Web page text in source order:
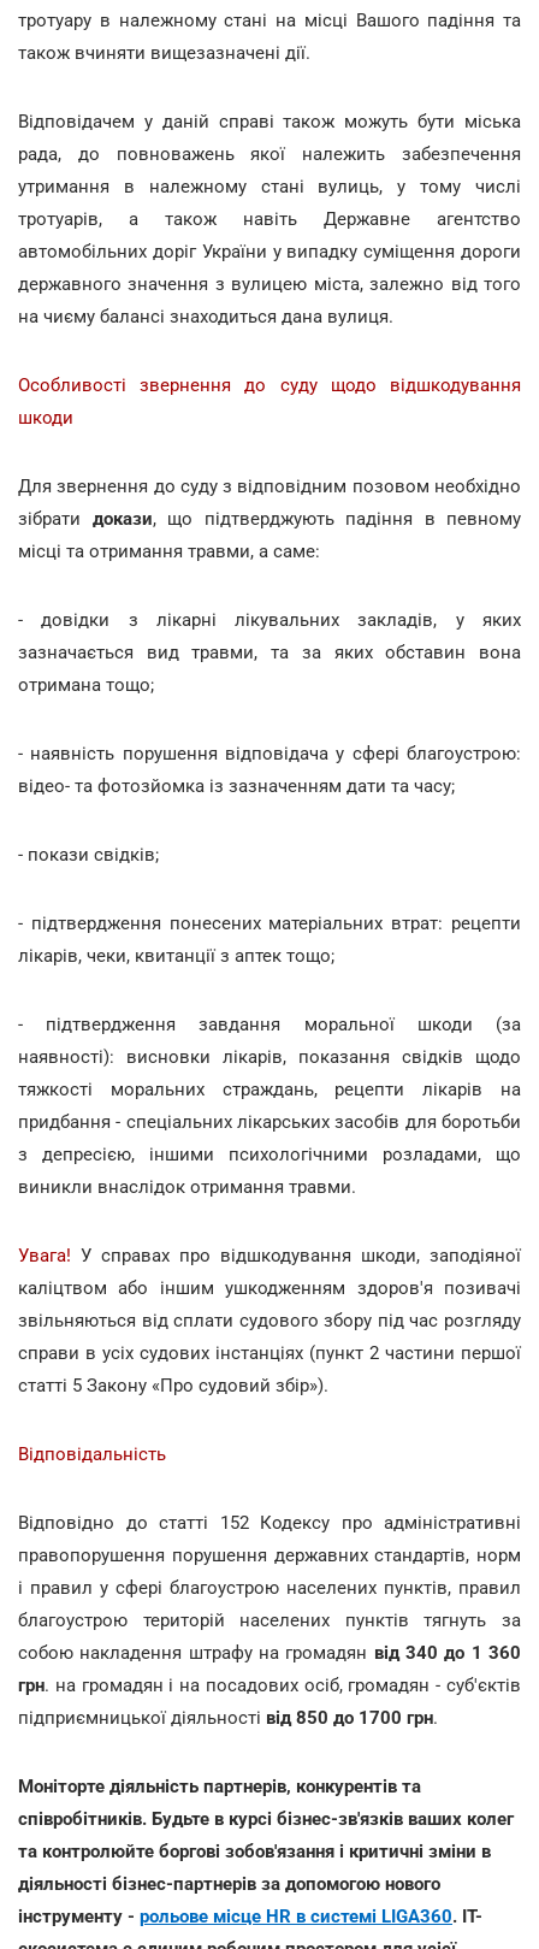
тротуару в належному стані на місці Вашого падіння та
також вчиняти вищезазначені дії.
Відповідачем у даній справі також можуть бути міська
рада, до повноважень якої належить забезпечення
утримання в належному стані вулиць, у тому числі
тротуарів, а також навіть Державне агентство
автомобільних доріг України у випадку суміщення дороги
державного значення з вулицею міста, залежно від того
на чиєму балансі знаходиться дана вулиця.
Особливості звернення до суду щодо відшкодування
шкоди
Для звернення до суду з відповідним позовом необхідно
зібрати докази, що підтверджують падіння в певному
місці та отримання травми, а саме:
- довідки з лікарні лікувальних закладів, у яких
зазначається вид травми, та за яких обставин вона
отримана тощо;
- наявність порушення відповідача у сфері благоустрою:
відео- та фотозйомка із зазначенням дати та часу;
- покази свідків;
- підтвердження понесених матеріальних втрат: рецепти
лікарів, чеки, квитанції з аптек тощо;
- підтвердження завдання моральної шкоди (за
наявності): висновки лікарів, показання свідків щодо
тяжкості моральних страждань, рецепти лікарів на
придбання - спеціальних лікарських засобів для боротьби
з депресією, іншими психологічними розладами, що
виникли внаслідок отримання травми.
Увага! У справах про відшкодування шкоди, заподіяної
каліцтвом або іншим ушкодженням здоров'я позивачі
звільняються від сплати судового збору під час розгляду
справи в усіх судових інстанціях (пункт 2 частини першої
статті 5 Закону «Про судовий збір»).
Відповідальність
Відповідно до статті 152 Кодексу про адміністративні
правопорушення порушення державних стандартів, норм
і правил у сфері благоустрою населених пунктів, правил
благоустрою територій населених пунктів тягнуть за
собою накладення штрафу на громадян від 340 до 1 360
грн. на громадян і на посадових осіб, громадян - суб'єктів
підприємницької діяльності від 850 до 1700 грн.
Моніторте діяльність партнерів, конкурентів та
співробітників. Будьте в курсі бізнес-зв'язків ваших колег
та контролюйте боргові зобов'язання і критичні зміни в
діяльності бізнес-партнерів за допомогою нового
інструменту - рольове місце HR в системі LIGA360. IT-